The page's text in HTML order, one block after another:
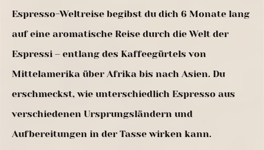
Espresso-Weltreise begibst du dich 6 Monate lang
auf eine aromatische Reise durch die Welt der
Espressi – entlang des Kaffeegürtels von
Mittelamerika über Afrika bis nach Asien. Du
erschmeckst, wie unterschiedlich Espresso aus
verschiedenen Ursprungsländern und
Aufbereitungen in der Tasse wirken kann.